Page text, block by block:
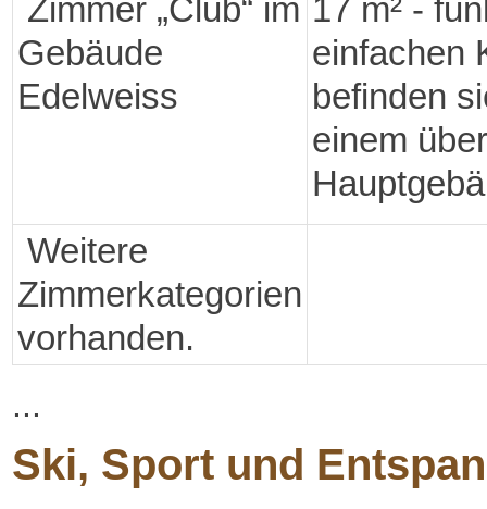
Zimmer „Club“ im
Gebäude
Edelweiss
17 m² -
einfachen
befinden
einem
Weitere
Zimmerkategorien
vorhanden.
...
Ski, Sport und